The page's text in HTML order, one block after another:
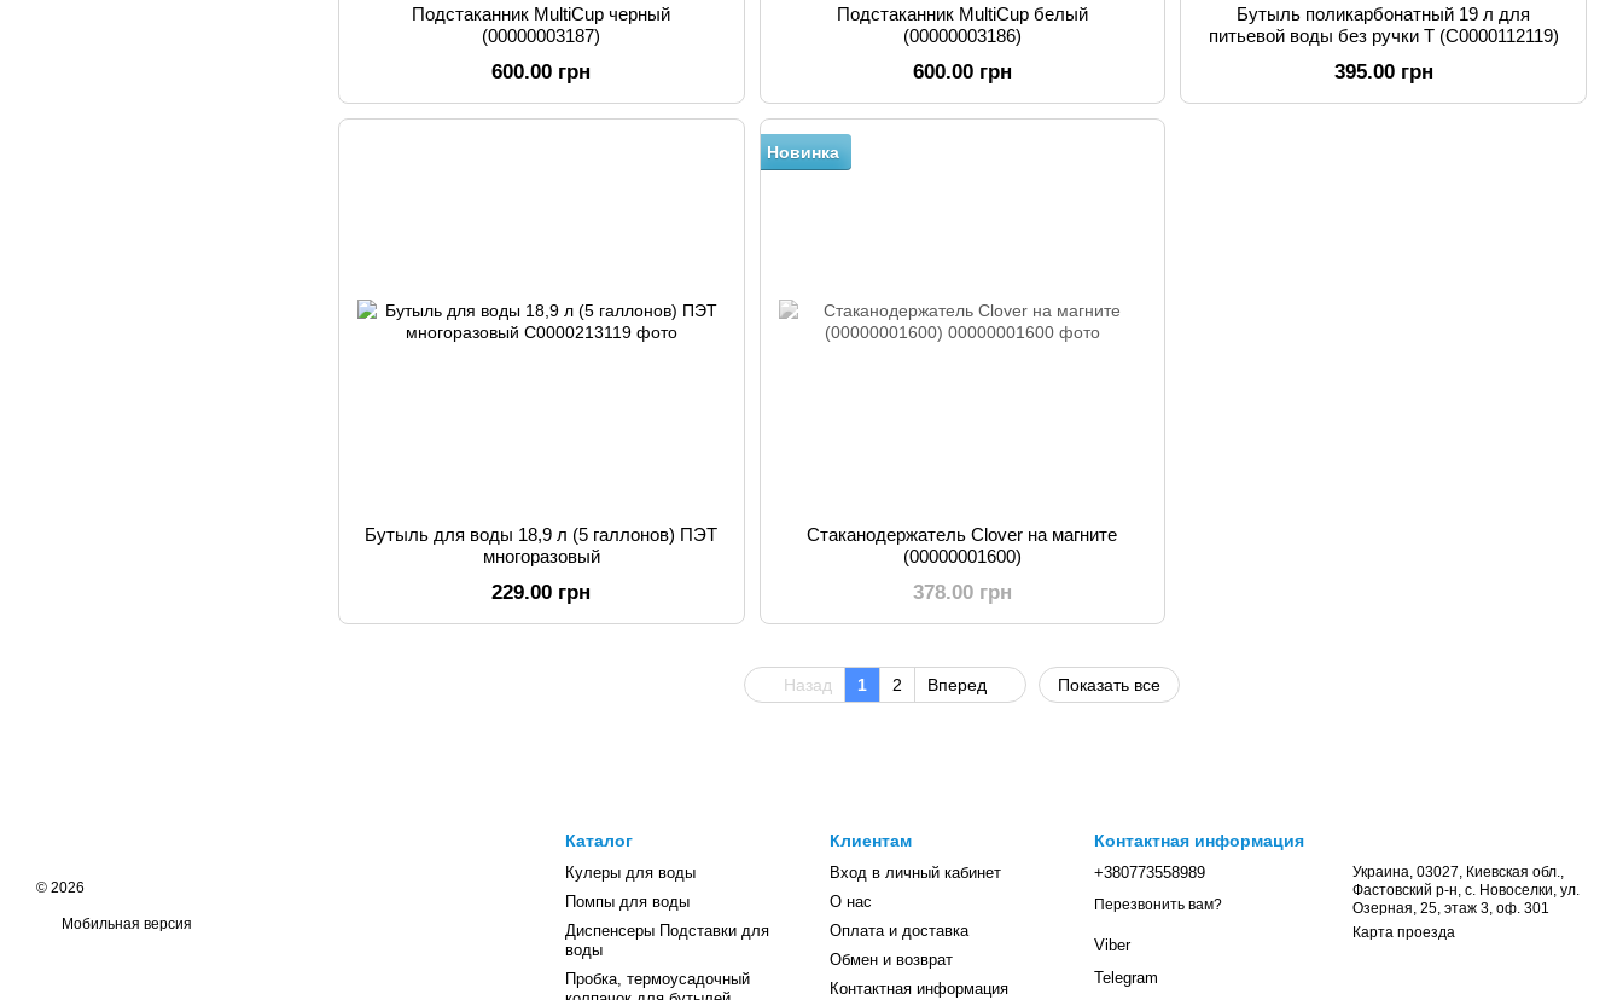
Подстаканник MultiCup черный
(00000003187)
600.00 грн
Подстаканник MultiCup белый
(00000003186)
600.00 грн
Бутыль поликарбонатный 19 л для
питьевой воды без ручки T (C0000112119)
395.00 грн
Бутыль для воды 18,9 л (5 галлонов) ПЭТ
многоразовый
229.00 грн
Новинка
Стаканодержатель Clover на магните
(00000001600)
378.00 грн
Назад 1 2 Вперед Показать все
© 2026
Мобильная версия
Каталог
Кулеры для воды
Помпы для воды
Диспенсеры Подставки для
воды
Пробка, термоусадочный
Клиентам
Вход в личный кабинет
О нас
Оплата и доставка
Обмен и возврат
Контактная информация
Контактная информация
+380773558989
Перезвонить вам?
Viber
Telegram
Украина, 03027, Киевская обл.,
Фастовский р-н, с. Новоселки, ул.
Озерная, 25, этаж 3, оф. 301
Карта проезда